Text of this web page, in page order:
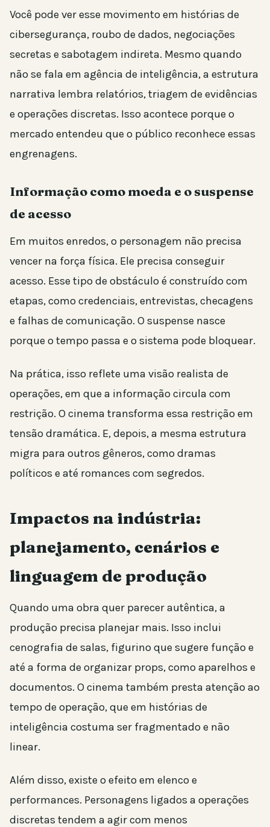
Você pode ver esse movimento em histórias de
cibersegurança, roubo de dados, negociações
secretas e sabotagem indireta. Mesmo quando
não se fala em agência de inteligência, a estrutura
narrativa lembra relatórios, triagem de evidências
e operações discretas. Isso acontece porque o
mercado entendeu que o público reconhece essas
engrenagens.
Informação como moeda e o suspense
de acesso
Em muitos enredos, o personagem não precisa
vencer na força física. Ele precisa conseguir
acesso. Esse tipo de obstáculo é construído com
etapas, como credenciais, entrevistas, checagens
e falhas de comunicação. O suspense nasce
porque o tempo passa e o sistema pode bloquear.
Na prática, isso reflete uma visão realista de
operações, em que a informação circula com
restrição. O cinema transforma essa restrição em
tensão dramática. E, depois, a mesma estrutura
migra para outros gêneros, como dramas
políticos e até romances com segredos.
Impactos na indústria:
planejamento, cenários e
linguagem de produção
Quando uma obra quer parecer autêntica, a
produção precisa planejar mais. Isso inclui
cenografia de salas, figurino que sugere função e
até a forma de organizar props, como aparelhos e
documentos. O cinema também presta atenção ao
tempo de operação, que em histórias de
inteligência costuma ser fragmentado e não
linear.
Além disso, existe o efeito em elenco e
performances. Personagens ligados a operações
discretas tendem a agir com menos